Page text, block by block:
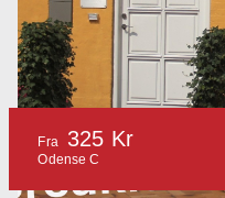
Fra 325 Kr
Odense C